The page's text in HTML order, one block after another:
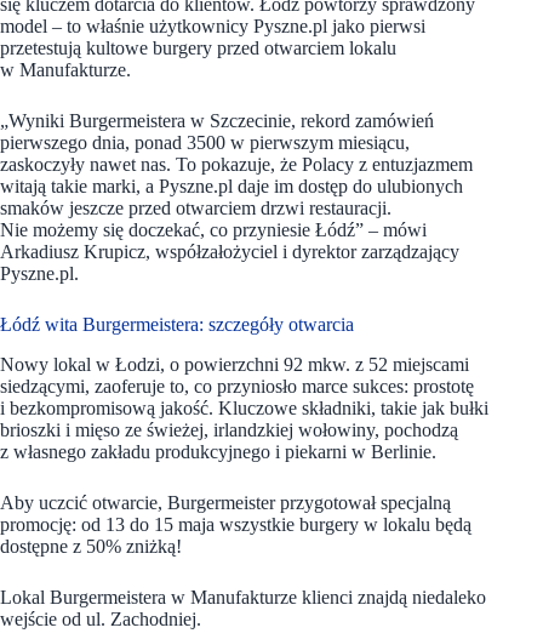
model – to właśnie użytkownicy Pyszne.pl jako pierwsi
przetestują kultowe burgery przed otwarciem lokalu
w Manufakturze.
„Wyniki Burgermeistera w Szczecinie, rekord zamówień
pierwszego dnia, ponad 3500 w pierwszym miesiącu,
zaskoczyły nawet nas. To pokazuje, że Polacy z entuzjazmem
witają takie marki, a Pyszne.pl daje im dostęp do ulubionych
smaków jeszcze przed otwarciem drzwi restauracji.
Nie możemy się doczekać, co przyniesie Łódź” – mówi
Arkadiusz Krupicz, współzałożyciel i dyrektor zarządzający
Pyszne.pl.
Łódź wita Burgermeistera: szczegóły otwarcia
Nowy lokal w Łodzi, o powierzchni 92 mkw. z 52 miejscami
siedzącymi, zaoferuje to, co przyniosło marce sukces: prostotę
i bezkompromisową jakość. Kluczowe składniki, takie jak bułki
brioszki i mięso ze świeżej, irlandzkiej wołowiny, pochodzą
z własnego zakładu produkcyjnego i piekarni w Berlinie.
Aby uczcić otwarcie, Burgermeister przygotował specjalną
promocję: od 13 do 15 maja wszystkie burgery w lokalu będą
dostępne z 50% zniżką!
Lokal Burgermeistera w Manufakturze klienci znajdą niedaleko
wejście od ul. Zachodniej.